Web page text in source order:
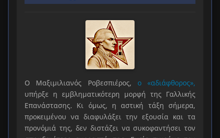
Ο Μαξιμιλιανός Ροβεσπιέρος, ο «αδιάφθορος»,
υπήρξε η εμβληματικότερη μορφή της Γαλλικής
Επανάστασης. Κι όμως, η αστική τάξη σήμερα,
προκειμένου να διαφυλάξει την εξουσία και τα
προνόμιά της, δεν διστάζει να συκοφαντήσει τον